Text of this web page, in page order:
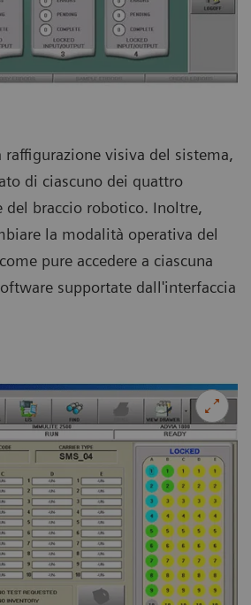
raffigurazione visiva del sistema,
di ciascuno dei quattro
del braccio robotico. Inoltre,
la modalità operativa del
pure accedere a ciascuna
supportate dall'interfaccia